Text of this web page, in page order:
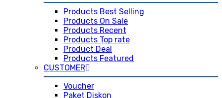
Products Best Selling
Products On Sale
Products Recent
Products Top rate
Product Deal
Products Featured
CUSTOMER
Voucher
Paket Diskon